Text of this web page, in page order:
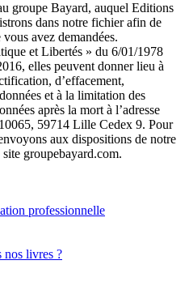
groupe Bayard, auquel Editions
dans notre fichier afin de
avez demandées.
et Libertés » du 6/01/1978
elles peuvent donner lieu à
d’effacement,
et à la limitation des
après la mort à l’adresse
59714 Lille Cedex 9. Pour
aux dispositions de notre
site groupebayard.com.
professionnelle
nos livres ?